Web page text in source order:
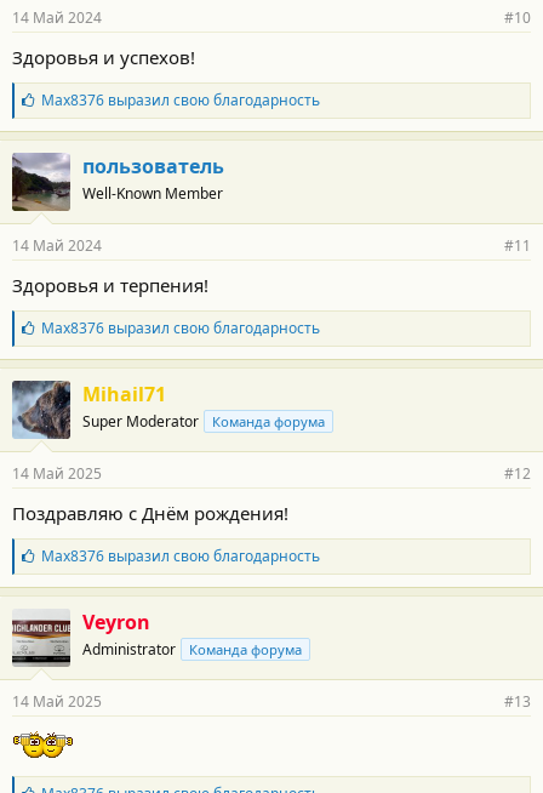
н
с
т
и
:
14 Май 2024 #10
Здоровья и успехов!
Б
л
а
г
о
д
а
н
с
т
и
:
Max8376выразил свою благодарность
пользователь
Well-Known Member
14 Май 2024 #11
Здоровья и терпения!
Б
л
а
г
о
д
а
н
с
т
и
:
Max8376выразил свою благодарность
Mihail71
Super Moderator Команда форума
14 Май 2025 #12
Поздравляю с Днём рождения!
Б
л
а
о
д
а
н
о
с
и
Max8376выразил свою благодарность
Veyron
Administrator Команда форума
14 Май 2025 #13